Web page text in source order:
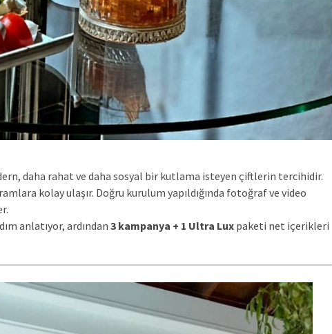
daha rahat ve daha sosyal bir kutlama isteyen çiftlerin tercihidir.
kolay ulaşır. Doğru kurulum yapıldığında fotoğraf ve video
anlatıyor, ardından 3 kampanya + 1 Ultra Lux paketi net içerikleri